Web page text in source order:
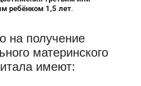
ребёнком 1,5 лет.
на получение
материнского
имеют: